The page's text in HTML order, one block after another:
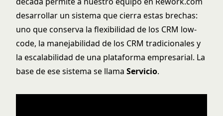
desarrollar un sistema que cierra estas brechas:
uno que conserva la flexibilidad de los CRM low-
code, la manejabilidad de los CRM tradicionales y
la escalabilidad de una plataforma empresarial. La
base de ese sistema se llama Servicio.